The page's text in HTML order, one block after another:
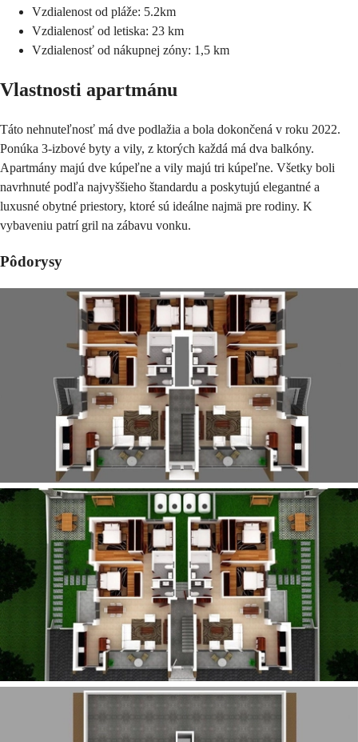
Vzdialenost od pláže: 5.2km
Vzdialenosť od letiska: 23 km
Vzdialenosť od nákupnej zóny: 1,5 km
Vlastnosti apartmánu
Táto nehnuteľnosť má dve podlažia a bola dokončená v roku 2022.
Ponúka 3-izbové byty a vily, z ktorých každá má dva balkóny.
Apartmány majú dve kúpeľne a vily majú tri kúpeľne. Všetky boli
navrhnuté podľa najvyššieho štandardu a poskytujú elegantné a
luxusné obytné priestory, ktoré sú ideálne najmä pre rodiny. K
vybaveniu patrí gril na zábavu vonku.
Pôdorysy